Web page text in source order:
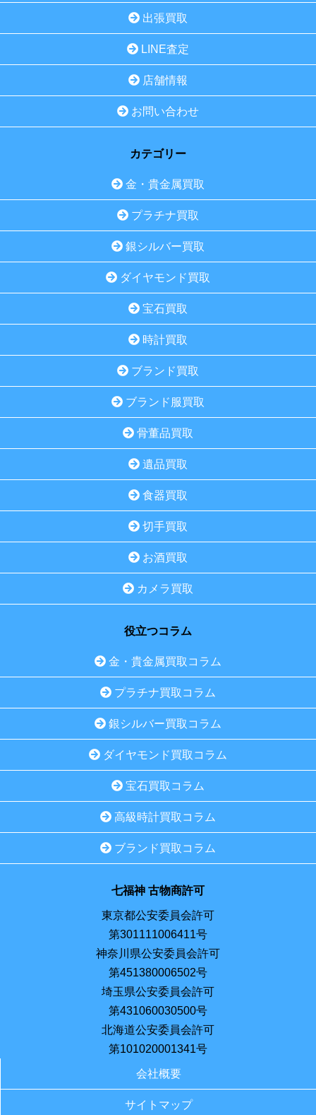
出張買取
LINE査定
店舗情報
お問い合わせ
カテゴリー
金・貴金属買取
プラチナ買取
銀シルバー買取
ダイヤモンド買取
宝石買取
時計買取
ブランド買取
ブランド服買取
骨董品買取
遺品買取
食器買取
切手買取
お酒買取
カメラ買取
役立つコラム
金・貴金属買取コラム
プラチナ買取コラム
銀シルバー買取コラム
ダイヤモンド買取コラム
宝石買取コラム
高級時計買取コラム
ブランド買取コラム
七福神 古物商許可
東京都公安委員会許可
第301111006411号
神奈川県公安委員会許可
第451380006502号
埼玉県公安委員会許可
第431060030500号
北海道公安委員会許可
第101020001341号
会社概要
サイトマップ